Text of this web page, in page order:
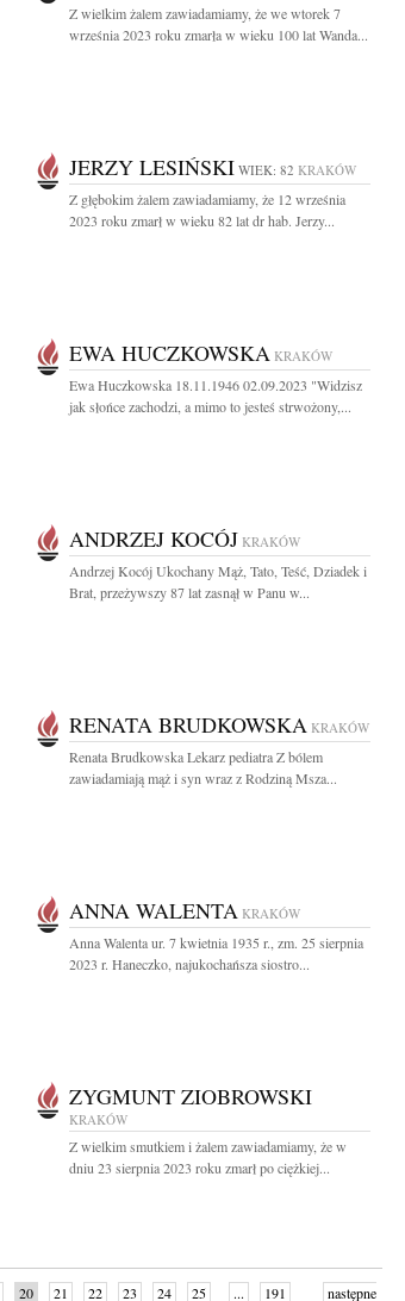
Z wielkim żalem zawiadamiamy, że we wtorek 7
września 2023 roku zmarła w wieku 100 lat Wanda...
JERZY LESIŃSKI WIEK: 82 KRAKÓW
Z głębokim żalem zawiadamiamy, że 12 września
2023 roku zmarł w wieku 82 lat dr hab. Jerzy...
EWA HUCZKOWSKA KRAKÓW
Ewa Huczkowska 18.11.1946 02.09.2023 "Widzisz
jak słońce zachodzi, a mimo to jesteś strwożony,...
ANDRZEJ KOCÓJ KRAKÓW
Andrzej Kocój Ukochany Mąż, Tato, Teść, Dziadek i
Brat, przeżywszy 87 lat zasnął w Panu w...
RENATA BRUDKOWSKA KRAKÓW
Renata Brudkowska Lekarz pediatra Z bólem
zawiadamiają mąż i syn wraz z Rodziną Msza...
ANNA WALENTA KRAKÓW
Anna Walenta ur. 7 kwietnia 1935 r., zm. 25 sierpnia
2023 r. Haneczko, najukochańsza siostro...
ZYGMUNT ZIOBROWSKI
KRAKÓW
Z wielkim smutkiem i żalem zawiadamiamy, że w
dniu 23 sierpnia 2023 roku zmarł po ciężkiej...
20 21 22 23 24 25 ... 191 następne